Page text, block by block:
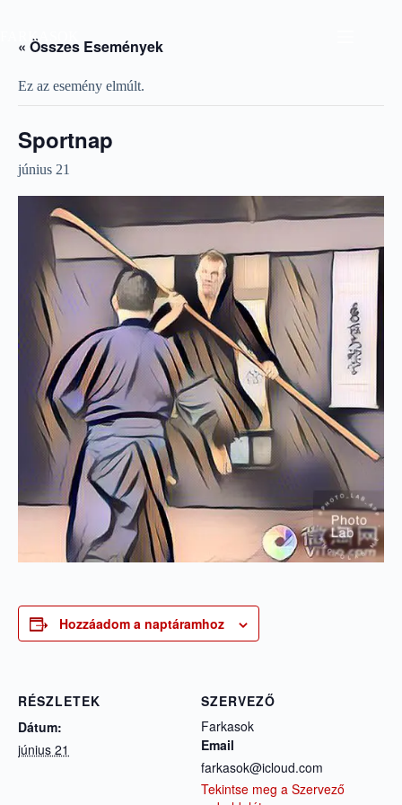
content
FARKASOK
« Összes Események
Ez az esemény elmúlt.
Sportnap
június 21
Hozzáadom a naptáramhoz
RÉSZLETEK
Dátum:
június 21
SZERVEZŐ
Farkasok
Email
farkasok@icloud.com
Tekintse meg a Szervező